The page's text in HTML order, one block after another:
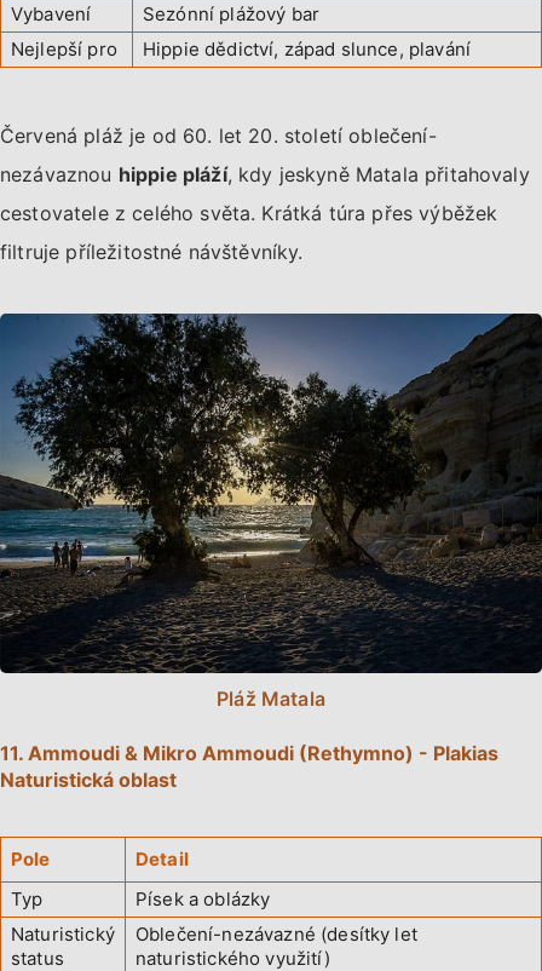
Vybavení
Sezónní plážový bar
Nejlepší pro
Hippie dědictví, západ slunce, plavání
Červená pláž je od 60. let 20. století oblečení-
nezávaznou hippie pláží, kdy jeskyně Matala přitahovaly
cestovatele z celého světa. Krátká túra přes výběžek
filtruje příležitostné návštěvníky.
Pláž Matala
11. Ammoudi & Mikro Ammoudi (Rethymno) - Plakias
Naturistická oblast
Pole
Detail
Typ
Písek a oblázky
Naturistický
status
Oblečení-nezávazné (desítky let
naturistického využití)